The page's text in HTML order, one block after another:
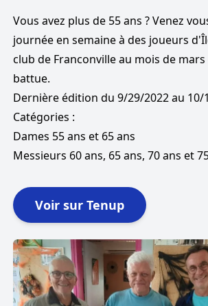
Vous avez plus de 55 ans ? Venez
journée en semaine à des joueurs
club de Franconville au mois de
battue.
Dernièreédition du 9/29/2022au 10/
Catégories :
Dames 55 ans et 65 ans
Messieurs 60 ans, 65 ans, 70 ans et
Voir sur Tenup